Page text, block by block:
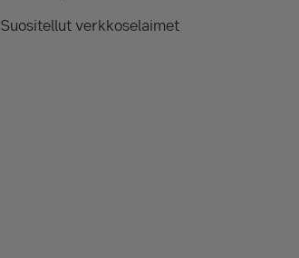
Suositellut verkkoselaimet